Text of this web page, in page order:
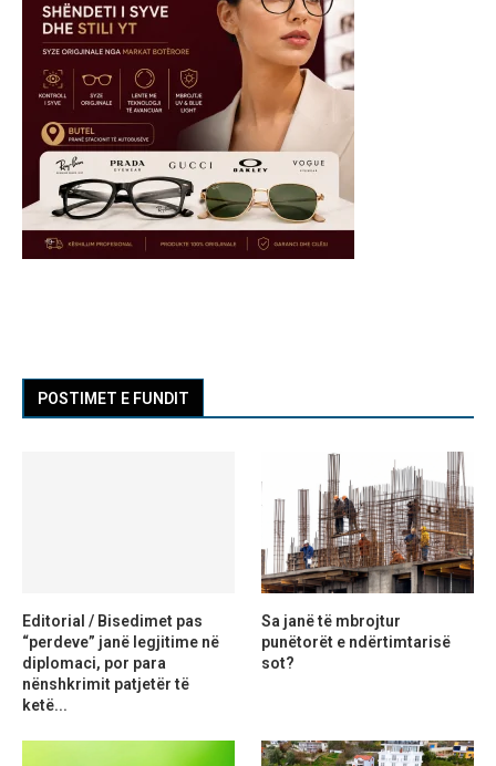
POSTIMET E FUNDIT
Editorial / Bisedimet pas
“perdeve” janë legjitime në
diplomaci, por para
nënshkrimit patjetër të
ketë...
Sa janë të mbrojtur
punëtorët e ndërtimtarisë
sot?